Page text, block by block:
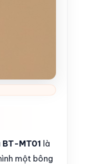
BT-MT01 là
một bông